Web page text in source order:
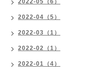
2022-05（6）
2022-04（5）
2022-03（1）
2022-02（1）
2022-01（4）